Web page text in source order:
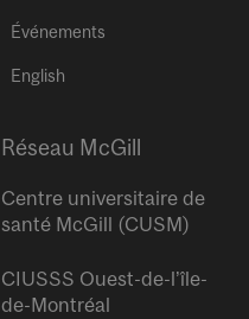
Événements
English
Réseau McGill
Centre universitaire de
santé McGill (CUSM)
CIUSSS Ouest-de-l’île-
de-Montréal